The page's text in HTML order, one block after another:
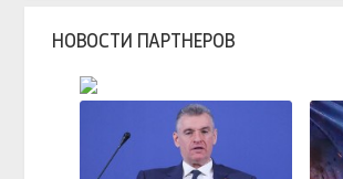
НОВОСТИ ПАРТНЕРОВ